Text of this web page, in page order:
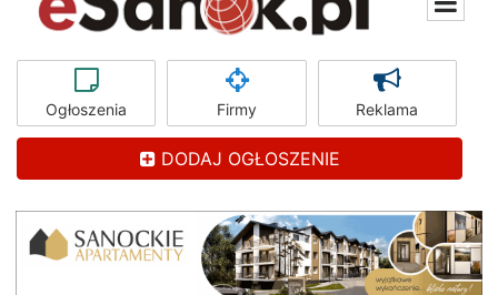
Ogłoszenia Firmy Reklama
DODAJ OGŁOSZENIE